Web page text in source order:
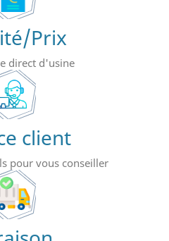
Prix
direct d'usine
client
pour vous conseiller